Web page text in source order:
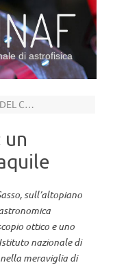
di astrofisica
VIAGGIO FRA I TELESCOPI NEI GIORNI DEL CORONAVIRUS
un
sull’altopiano
ottico e uno
nazionale di
meraviglia di